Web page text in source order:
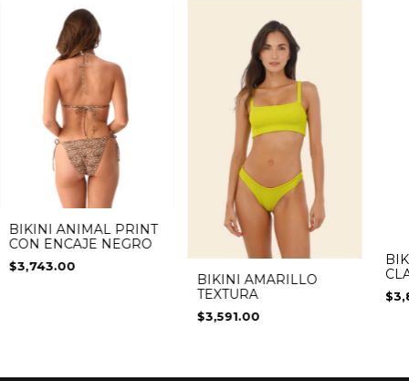
BIKINI ANIMAL PRINT
CON ENCAJE NEGRO
$3,743.00
BIKINI AMARILLO
TEXTURA
$3,591.00